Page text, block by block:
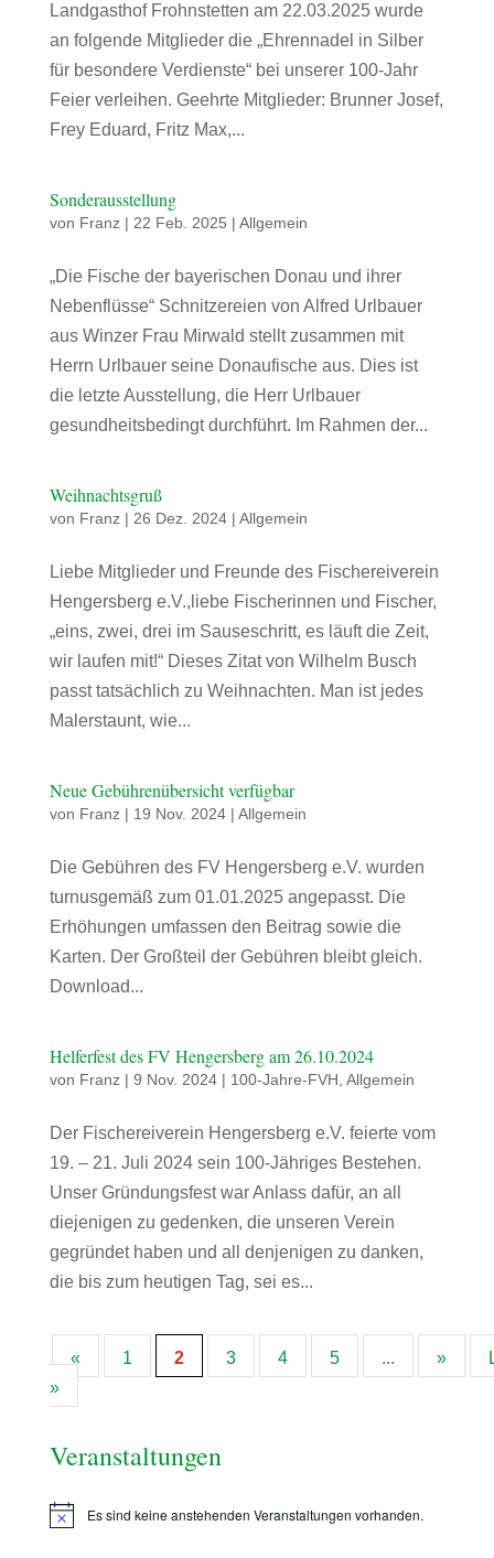
Landgasthof Frohnstetten am 22.03.2025 wurde
an folgende Mitglieder die „Ehrennadel in Silber
für besondere Verdienste“ bei unserer 100-Jahr
Feier verleihen. Geehrte Mitglieder: Brunner Josef,
Frey Eduard, Fritz Max,...
Sonderausstellung
von Franz| 22 Feb. 2025 | Allgemein
„Die Fische der bayerischen Donau und ihrer
Nebenflüsse“ Schnitzereien von Alfred Urlbauer
aus Winzer Frau Mirwald stellt zusammen mit
Herrn Urlbauer seine Donaufische aus. Dies ist
die letzte Ausstellung, die Herr Urlbauer
gesundheitsbedingt durchführt. Im Rahmen der...
Weihnachtsgruß
von Franz| 26 Dez. 2024| Allgemein
Liebe Mitglieder und Freunde des Fischereiverein
Hengersberg e.V.,liebe Fischerinnen und Fischer,
„eins, zwei, drei im Sauseschritt, es läuft die Zeit,
wir laufen mit!“ Dieses Zitat von Wilhelm Busch
passt tatsächlich zu Weihnachten. Man ist jedes
Malerstaunt, wie...
Neue Gebührenübersicht verfügbar
von Franz| 19 Nov. 2024| Allgemein
Die Gebühren des FV Hengersberg e.V. wurden
turnusgemäß zum 01.01.2025 angepasst. Die
Erhöhungen umfassen den Beitrag sowie die
Karten. Der Großteil der Gebühren bleibt gleich.
Download...
Helferfest des FV Hengersberg am 26.10.2024
von Franz| 9 Nov. 2024| 100-Jahre-FVH Allgemein
Der Fischereiverein Hengersberg e.V. feierte vom
19. – 21. Juli 2024 sein 100-Jähriges Bestehen.
Unser Gründungsfest war Anlass dafür, an all
diejenigen zu gedenken, die unseren Verein
gegründet haben und all denjenigen zu danken,
die bis zum heutigen Tag, sei es...
« 1 2 3 4 5 ... »
»
Veranstaltungen
HinweisEs sind keine anstehenden Veranstaltungen vorhanden.